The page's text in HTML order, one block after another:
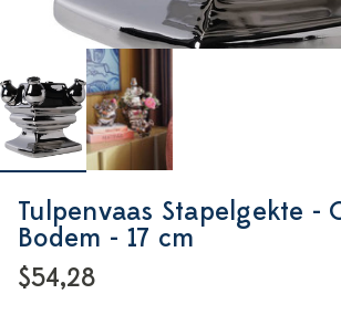
Tulpenvaas Stapelgekte -
Bodem - 17 cm
$54,28